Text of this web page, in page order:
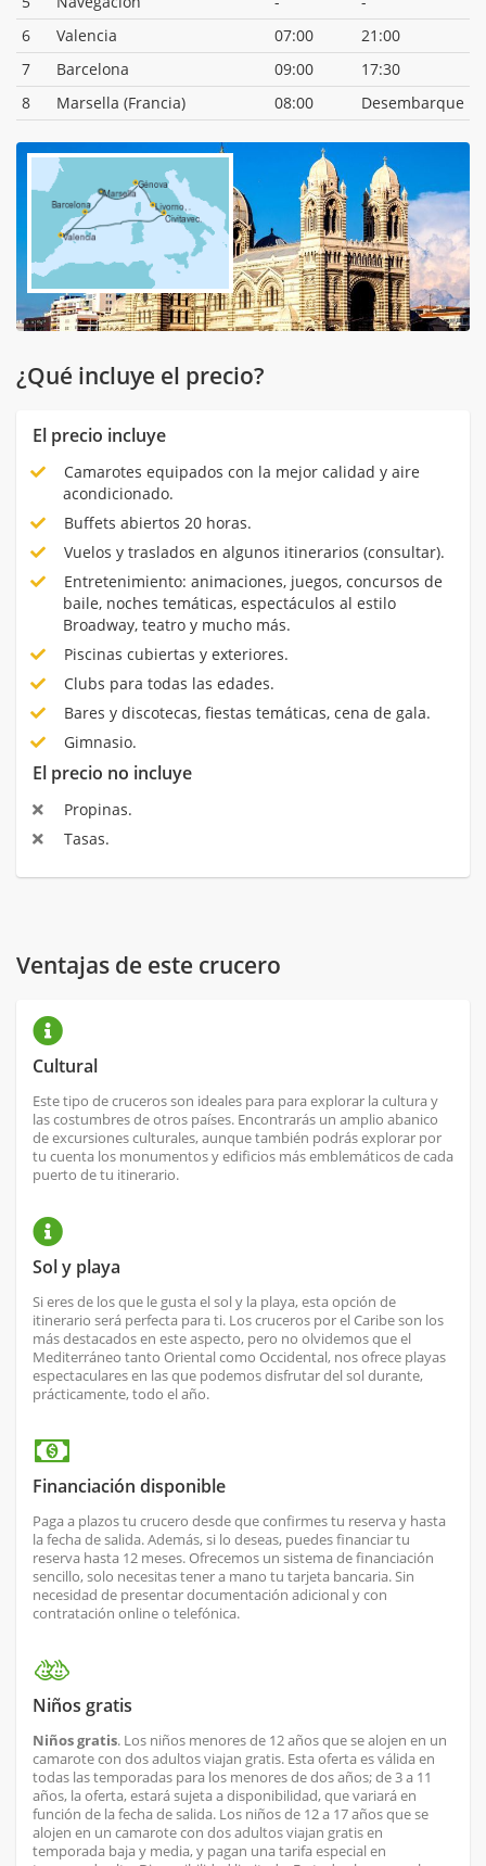
6
Valencia 07:00
21:00
7
Barcelona 09:00
17:30
8
Marsella (Francia) 08:00 Desembarque
¿Qué incluye el precio?
El precio incluye
Camarotes equipados con la mejor calidad y aire
acondicionado.
Buffets abiertos 20 horas.
Vuelos y traslados en algunos itinerarios (consultar).
Entretenimiento: animaciones, juegos, concursos de
baile, noches temáticas, espectáculos al estilo
Broadway, teatro y mucho más.
Piscinas cubiertas y exteriores.
Clubs para todas las edades.
Bares y discotecas, fiestas temáticas, cena de gala.
Gimnasio.
El precio no incluye
Propinas.
Tasas.
Ventajas de este crucero
Cultural
Este tipo de cruceros son ideales para para explorar la cultura y
las costumbres de otros países. Encontrarás un amplio abanico
de excursiones culturales, aunque también podrás explorar por
tu cuenta los monumentos y edificios más emblemáticos de cada
puerto de tu itinerario.
Sol y playa
Si eres de los que le gusta el sol y la playa, esta opción de
itinerario será perfecta para ti. Los cruceros por el Caribe son los
más destacados en este aspecto, pero no olvidemos que el
Mediterráneo tanto Oriental como Occidental, nos ofrece playas
espectaculares en las que podemos disfrutar del sol durante,
prácticamente, todo el año.
Financiación disponible
Paga a plazos tu crucero desde que confirmes tu reserva y hasta
la fecha de salida. Además, si lo deseas, puedes financiar tu
reserva hasta 12 meses. Ofrecemos un sistema de financiación
sencillo, solo necesitas tener a mano tu tarjeta bancaria. Sin
necesidad de presentar documentación adicional y con
contratación online o telefónica.
Niños gratis
Niños gratis. Los niños menores de 12 años que se alojen en un
camarote con dos adultos viajan gratis. Esta oferta es válida en
todas las temporadas para los menores de dos años; de 3 a 11
años, la oferta, estará sujeta a disponibilidad, que variará en
función de la fecha de salida. Los niños de 12 a 17 años que se
alojen en un camarote con dos adultos viajan gratis en
temporada baja y media, y pagan una tarifa especial en